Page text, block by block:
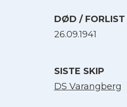
DØD / FORLIST
26.09.1941
SISTE SKIP
DS Varangberg